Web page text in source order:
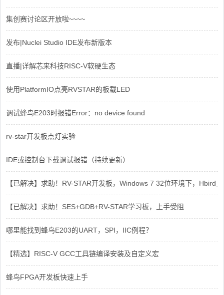
集创赛讨论区开放啦~~~~
发布|Nuclei Studio IDE发布新版本
直播|详解芯来科技RISC-V软硬生态
使用PlatformIO点亮RVSTAR的板载LED
调试蜂鸟E203时报错Error：no device found
rv-star开发板点灯实验
IDE或控制台下载调试报错（持续更新）
【已解决】求助！RV-STAR开发板，Windows 7 32位环境下，
【已解决】求助！SES+GDB+RV-STAR学习板，上手受阻
哪里能找到蜂鸟E203的UART，SPI，IIC例程？
【精选】RISC-V GCC工具链编译安装及自定义宏
蜂鸟FPGA开发板快速上手